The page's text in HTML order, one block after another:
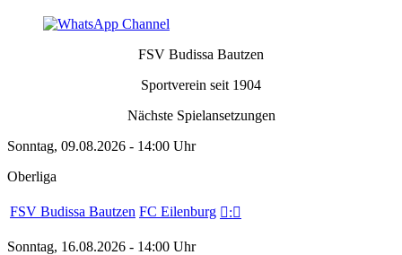
FSV Budissa Bautzen
Sportverein seit 1904
Nächste Spielansetzungen
Sonntag, 09.08.2026 - 14:00 Uhr
Oberliga
FSV Budissa Bautzen FC Eilenburg :
Sonntag, 16.08.2026 - 14:00 Uhr